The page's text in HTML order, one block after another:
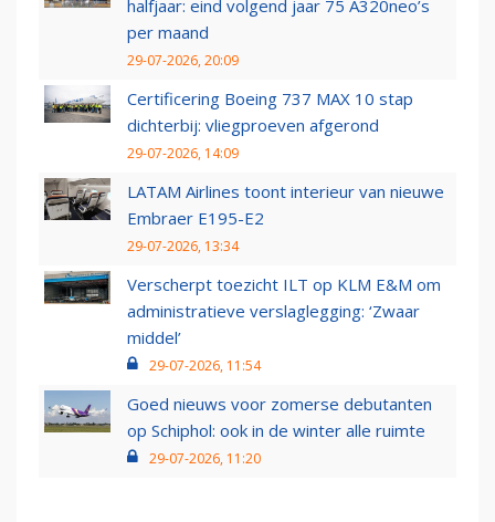
halfjaar: eind volgend jaar 75 A320neo’s
per maand
29-07-2026, 20:09
Certificering Boeing 737 MAX 10 stap
dichterbij: vliegproeven afgerond
29-07-2026, 14:09
LATAM Airlines toont interieur van nieuwe
Embraer E195-E2
29-07-2026, 13:34
Verscherpt toezicht ILT op KLM E&M om
administratieve verslaglegging: ‘Zwaar
middel’
29-07-2026, 11:54
Goed nieuws voor zomerse debutanten
op Schiphol: ook in de winter alle ruimte
29-07-2026, 11:20